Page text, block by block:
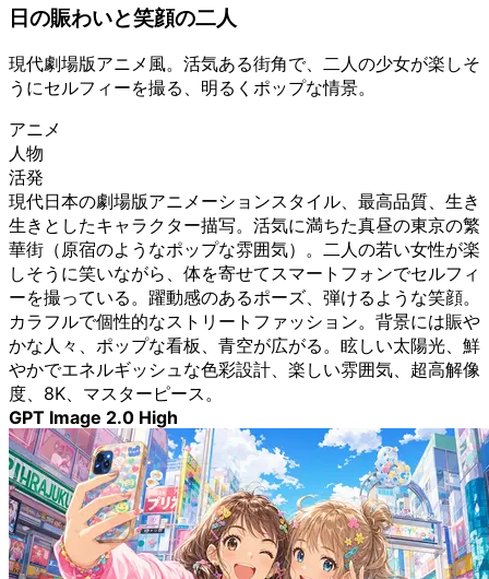
日の賑わいと笑顔の二人
現代劇場版アニメ風。活気ある街角で、二人の少女が楽しそ
うにセルフィーを撮る、明るくポップな情景。
アニメ
人物
活発
現代日本の劇場版アニメーションスタイル、最高品質、生き
生きとしたキャラクター描写。活気に満ちた真昼の東京の繁
華街（原宿のようなポップな雰囲気）。二人の若い女性が楽
しそうに笑いながら、体を寄せてスマートフォンでセルフィ
ーを撮っている。躍動感のあるポーズ、弾けるような笑顔。
カラフルで個性的なストリートファッション。背景には賑や
かな人々、ポップな看板、青空が広がる。眩しい太陽光、鮮
やかでエネルギッシュな色彩設計、楽しい雰囲気、超高解像
度、8K、マスターピース。
GPT Image 2.0 High